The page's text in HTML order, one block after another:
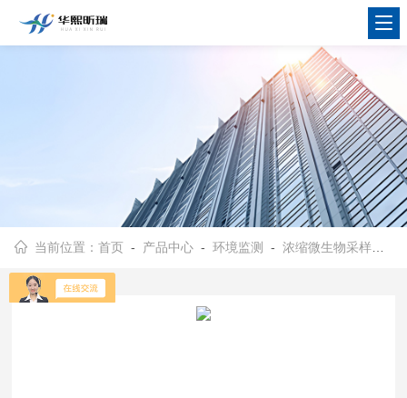
当前位置：首页 - 产品中心 -环境监测 -浓缩微生物采样器